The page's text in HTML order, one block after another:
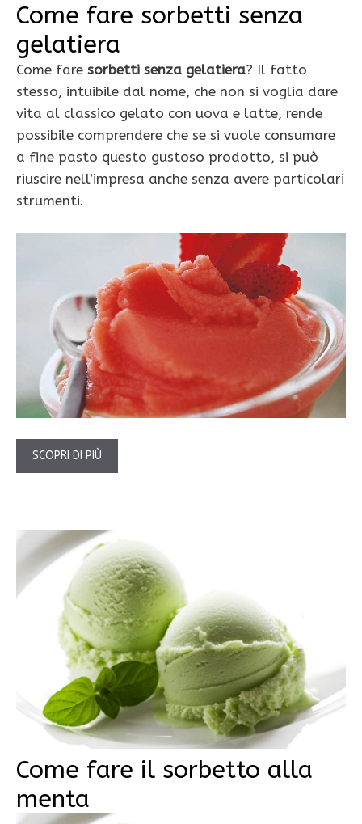
Come fare sorbetti senza
gelatiera
Come fare sorbetti senza gelatiera? Il fatto
stesso, intuibile dal nome, che non si voglia dare
vita al classico gelato con uova e latte, rende
possibile comprendere che se si vuole consumare
a fine pasto questo gustoso prodotto, si può
riuscire nell’impresa anche senza avere particolari
strumenti.
SCOPRI DI PIÙ
Come fare il sorbetto alla
menta